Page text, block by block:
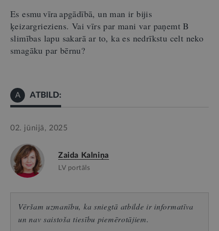
Es esmu vīra apgādībā, un man ir bijis
ķeizargrieziens. Vai vīrs par mani var paņemt B
slimības lapu sakarā ar to, ka es nedrīkstu celt neko
smagāku par bērnu?
A ATBILD:
02. jūnijā, 2025
Zaida Kalniņa
LV portāls
Vēršam uzmanību, ka sniegtā atbilde ir informatīva
un nav saistoša tiesību piemērotājiem.